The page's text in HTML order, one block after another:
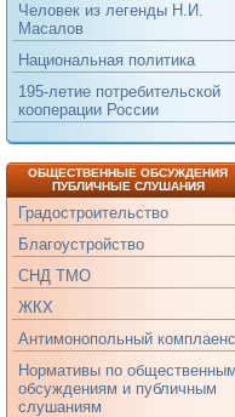
Человек из легенды Н.И.
Масалов
Национальная политика
195-летие потребительской
кооперации России
ОБЩЕСТВЕННЫЕ ОБСУЖДЕНИЯ
ПУБЛИЧНЫЕ СЛУШАНИЯ
Градостроительство
Благоустройство
СНД ТМО
ЖКХ
Антимонопольный комплаенс
Нормативы по общественным
обсуждениям и публичным
слушаниям